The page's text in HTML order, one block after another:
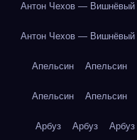
Антон Чехов — Вишнёвый
Антон Чехов — Вишнёвый
Апельсин Апельсин
Апельсин Апельсин
Арбуз Арбуз Арбуз